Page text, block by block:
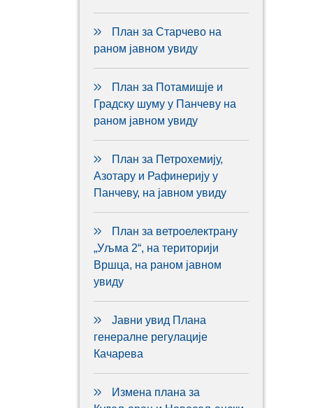
План за Старчево на
раном јавном увиду
План за Потамишје и
Градску шуму у Панчеву на
раном јавном увиду
План за Петрохемију,
Азотару и Рафинерију у
Панчеву, на јавном увиду
План за ветроелектрану
„Уљма 2“, на територији
Вршца, на раном јавном
увиду
Јавни увид Плана
генералне регулације
Качарева
Измена плана за